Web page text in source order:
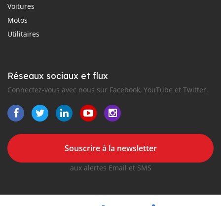
Voitures
Motos
Utilitaires
Réseaux sociaux et flux
Connectez-vous avec nous sur Facebook, YouTube et Twitter.
Souscrire à la newsletter
aux alertes Email et SMS